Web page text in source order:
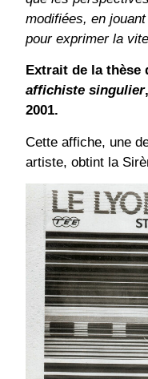
modifiées, en
pour exprimer la
Extrait de la
affichiste singulier
2001.
Cette affiche, une
artiste, obtint la